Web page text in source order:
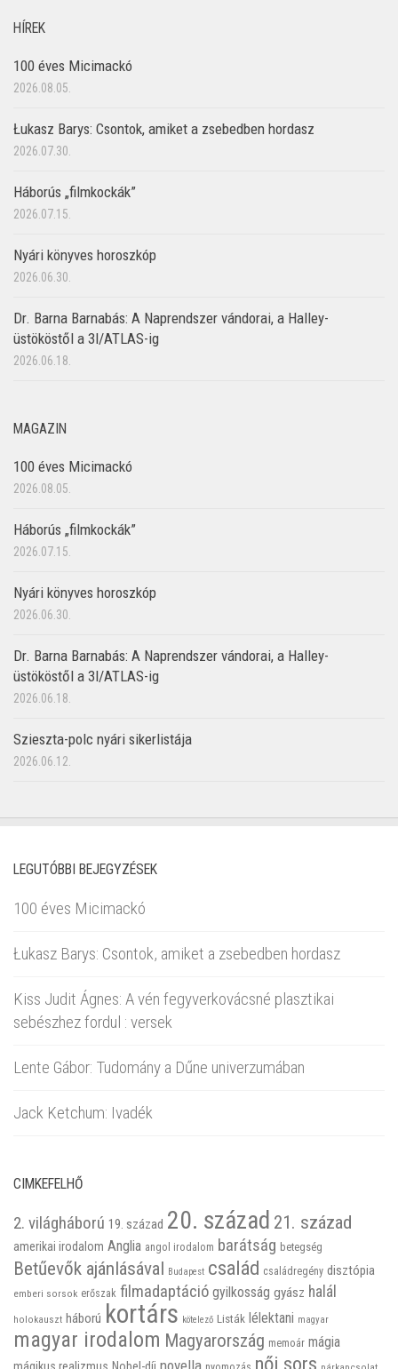
HÍREK
100 éves Micimackó
2026.08.05.
Łukasz Barys: Csontok, amiket a zsebedben hordasz
2026.07.30.
Háborús „filmkockák”
2026.07.15.
Nyári könyves horoszkóp
2026.06.30.
Dr. Barna Barnabás: A Naprendszer vándorai, a Halley-
üstököstől a 3I/ATLAS-ig
2026.06.18.
MAGAZIN
100 éves Micimackó
2026.08.05.
Háborús „filmkockák”
2026.07.15.
Nyári könyves horoszkóp
2026.06.30.
Dr. Barna Barnabás: A Naprendszer vándorai, a Halley-
üstököstől a 3I/ATLAS-ig
2026.06.18.
Szieszta-polc nyári sikerlistája
2026.06.12.
LEGUTÓBBI BEJEGYZÉSEK
100 éves Micimackó
Łukasz Barys: Csontok, amiket a zsebedben hordasz
Kiss Judit Ágnes: A vén fegyverkovácsné plasztikai
sebészhez fordul : versek
Lente Gábor: Tudomány a Dűne univerzumában
Jack Ketchum: Ivadék
CIMKEFELHŐ
2. világháború 19. század 20. század 21. század
amerikai irodalom Anglia angol irodalom barátság betegség
Betűevők ajánlásával Budapest család családregény disztópia
emberi sorsok erőszak filmadaptáció gyilkosság gyász halál
holokauszt háború kortárs kötelező Listák lélektani magyar
magyar irodalom Magyarország memoár mágia